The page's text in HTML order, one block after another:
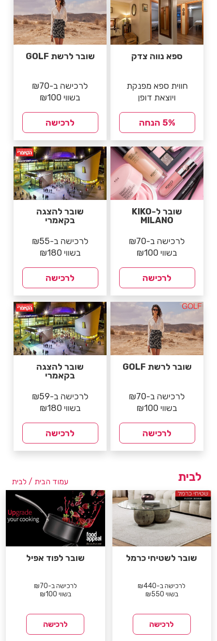
ספא נווה צדק
חווית ספא מפנקת
ויוצאת דופן
5% הנחה
שובר לרשת GOLF
לרכישה ב-₪70
בשווי ₪100
לרכישה
שובר ל-KIKO
MILANO
לרכישה ב-₪70
בשווי ₪100
לרכישה
שובר להצגה
בקאמרי
לרכישה ב-₪55
בשווי ₪180
לרכישה
שובר לרשת GOLF
לרכישה ב-₪70
בשווי ₪100
לרכישה
שובר להצגה
בקאמרי
לרכישה ב-₪59
בשווי ₪180
לרכישה
עמוד הבית / לבית לבית
שובר לשטיחי כרמל
לרכישה ב-₪440
בשווי ₪550
לרכישה
שובר לפוד אפיל
לרכישה ב-₪70
בשווי ₪100
לרכישה